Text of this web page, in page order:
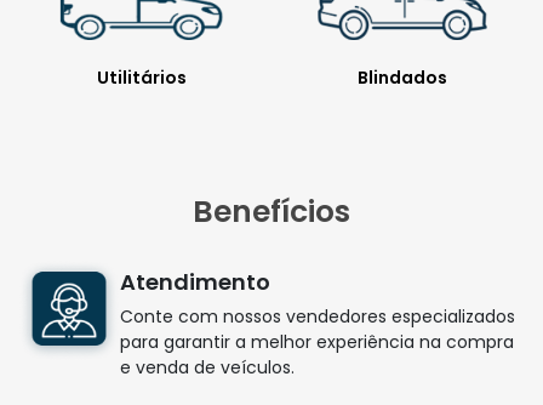
Utilitários Blindados
Benefícios
Atendimento
Conte com nossos vendedores especializados
para garantir a melhor experiência na compra
e venda de veículos.